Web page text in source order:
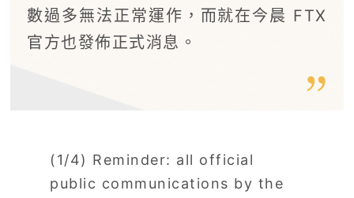
數過多無法正常運作，而就在今晨 FTX
官方也發佈正式消息。
(1/4) Reminder: all official
public communications by the